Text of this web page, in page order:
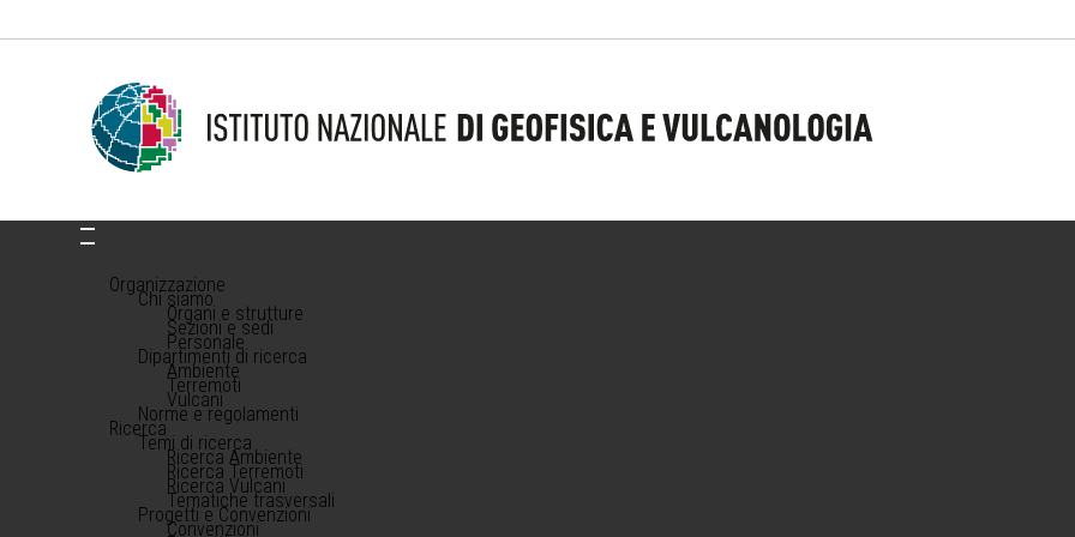
Organizzazione
Chi siamo
Organi e strutture
Sezioni e sedi
Personale
Dipartimenti di ricerca
Ambiente
Terremoti
Vulcani
Norme e regolamenti
Ricerca
Temi di ricerca
Ricerca Ambiente
Ricerca Terremoti
Ricerca Vulcani
Tematiche trasversali
Progetti e Convenzioni
Convenzioni